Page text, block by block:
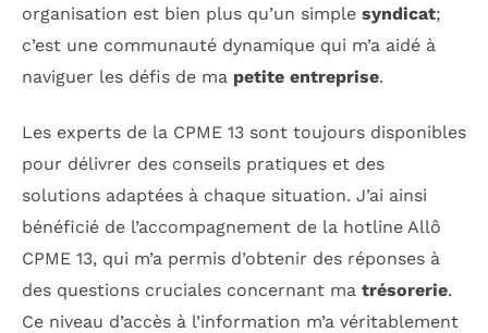
organisation est bien plus qu’un simple syndicat;
c’est une communauté dynamique qui m’a aidé à
naviguer les défis de ma petite entreprise.
Les experts de la CPME 13 sont toujours disponibles
pour délivrer des conseils pratiques et des
solutions adaptées à chaque situation. J’ai ainsi
bénéficié de l’accompagnement de la hotline Allô
CPME 13, qui m’a permis d’obtenir des réponses à
des questions cruciales concernant ma trésorerie.
Ce niveau d’accès à l’information m’a véritablement